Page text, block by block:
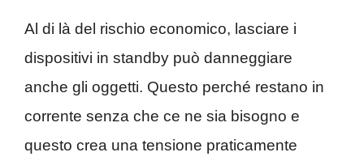
Al di là del rischio economico, lasciare i
dispositivi in standby può danneggiare
anche gli oggetti. Questo perché restano in
corrente senza che ce ne sia bisogno e
questo crea una tensione praticamente